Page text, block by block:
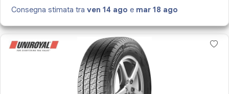
Consegna stimata traven 14 ago e mar 18 ago